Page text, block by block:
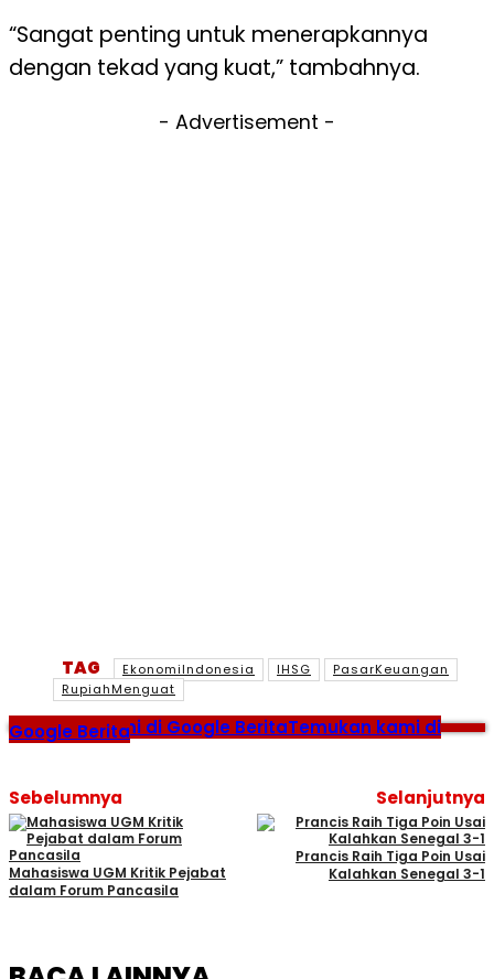
“Sangat penting untuk menerapkannya
dengan tekad yang kuat,” tambahnya.
- Advertisement -
TAG EkonomiIndonesia IHSG
PasarKeuangan
RupiahMenguat
Temukan kami di Google BeritaTemukan kami di
Google Berita
Sebelumnya
Mahasiswa UGM Kritik Pejabat
dalam Forum Pancasila
Selanjutnya
Prancis Raih Tiga Poin Usai
Kalahkan Senegal 3-1